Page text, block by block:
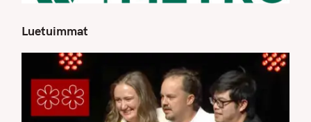
Luetuimmat
S
e
a